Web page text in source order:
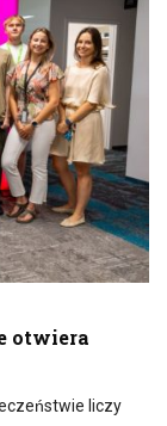
otwiera
liczy